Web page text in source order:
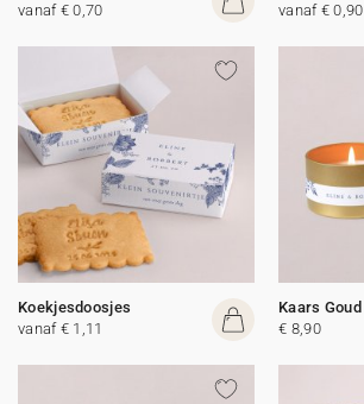
vanaf € 0,70
vanaf € 0,90
Koekjesdoosjes
vanaf € 1,11
Kaars Goud
€ 8,90